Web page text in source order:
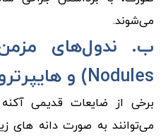
می‌شوند.
Nodules) و هایپرتروفیک اسکار
برخی از ضایعات قدیمی آکنه
می‌توانند به صورت دانه های